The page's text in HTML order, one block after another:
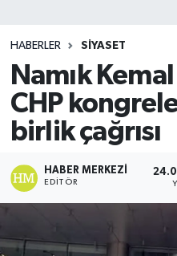
HABERLER SİYASET
Namık
CHP
birlik çağrısı
HABER MERKEZI
EDITÖR
Teknoloji
TRABZON